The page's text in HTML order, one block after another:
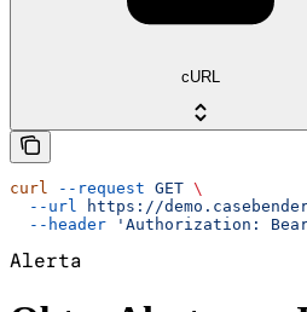
cURL
curl --request GET \
  --url
https://
  --header
'Authorization:
Alerta